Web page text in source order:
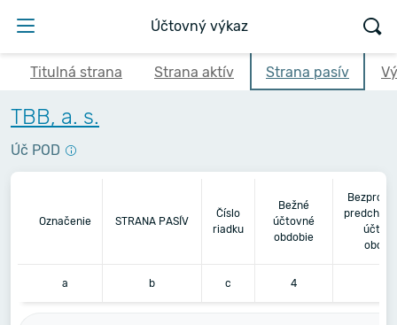
Účtovný výkaz
Titulná strana Strana aktív Strana pasív
TBB, a. s.
Úč POD
Označenie STRANA PASÍV
Číslo
riadku
Bežné
účtovné
obdobie
a b c 4